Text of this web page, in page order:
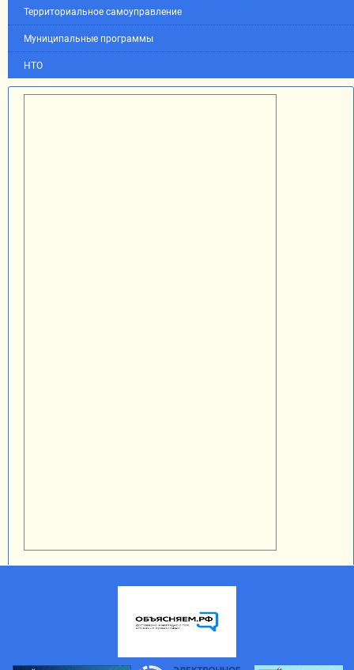
Территориальное самоуправление
Муниципальные программы
НТО